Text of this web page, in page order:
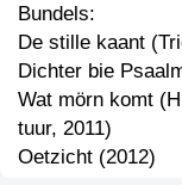
Bundels:
De stille kaant
Dichter bie
Wat mörn komt
tuur, 2011)
Oetzicht (2012)